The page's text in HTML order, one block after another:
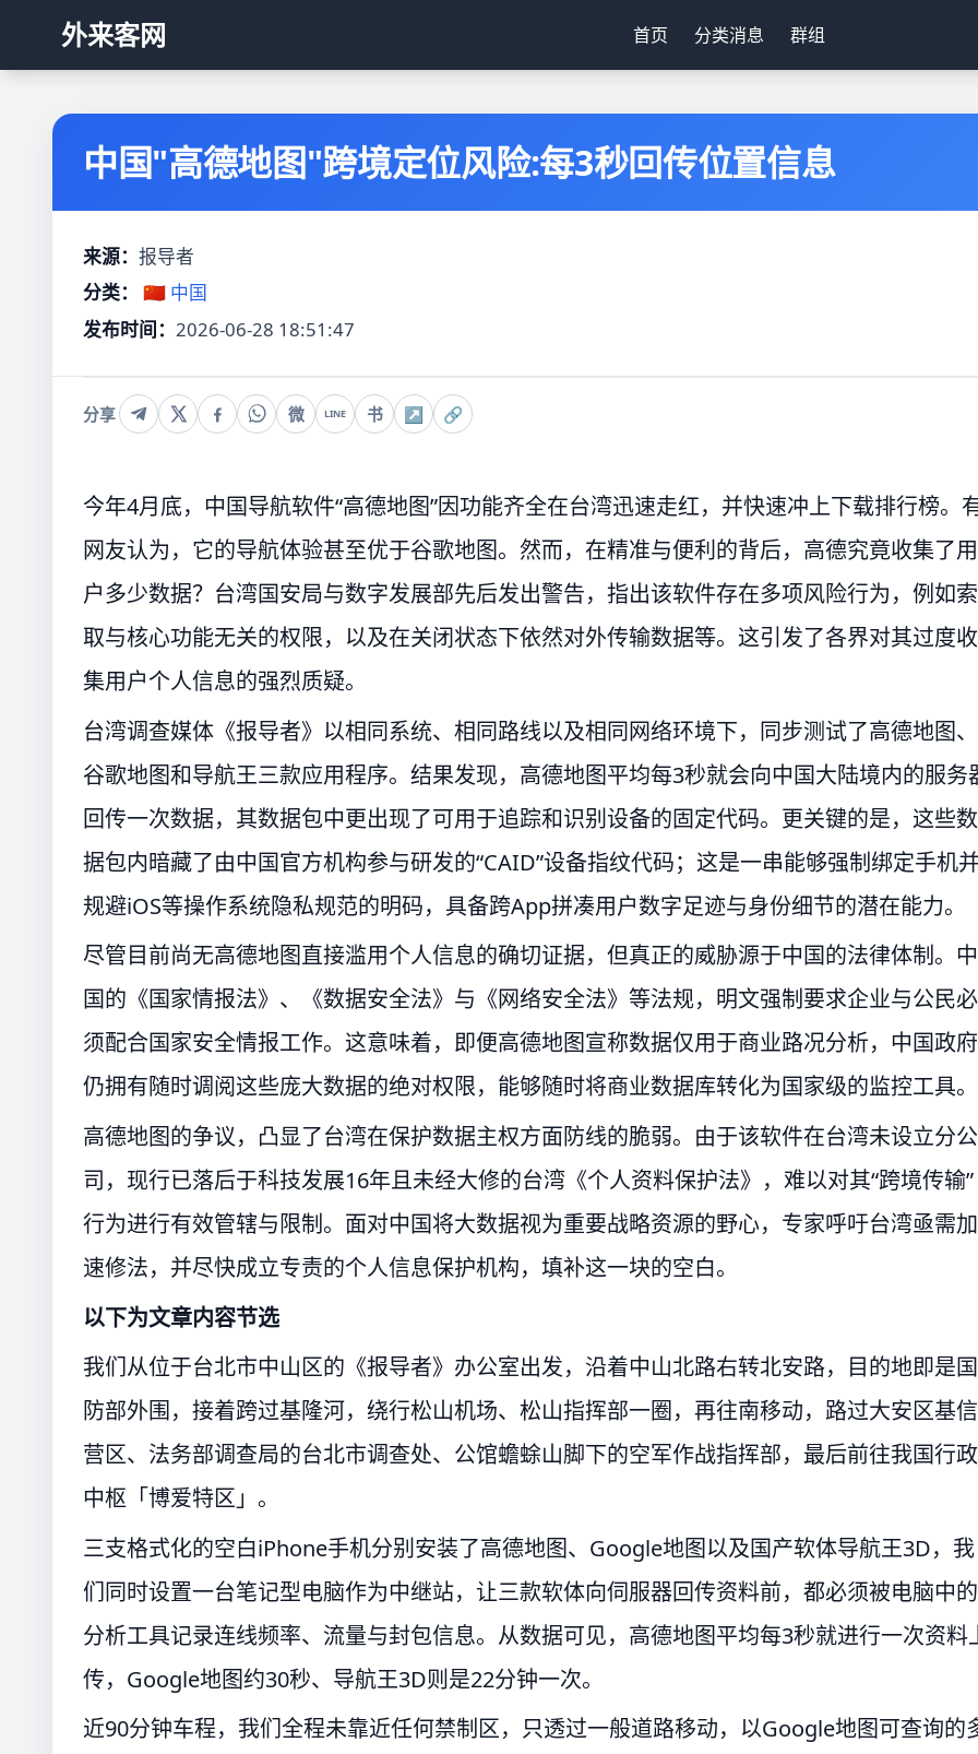
外来客网 首页 分类消息 群组
中国"高德地图"跨境定位风险:每3秒回传位置信息
来源： 报导者
分类：
🇨🇳 中国
发布时间： 2026-06-28 18:51:47
分享 微 LINE 书 ↗ 🔗
今年4月底，中国导航软件“高德地图”因功能齐全在台湾迅速走红，并快速冲上下载排行榜。
网友认为，它的导航体验甚至优于谷歌地图。然而，在精准与便利的背后，高德究竟收集了用
户多少数据？台湾国安局与数字发展部先后发出警告，指出该软件存在多项风险行为，例如索
取与核心功能无关的权限，以及在关闭状态下依然对外传输数据等。这引发了各界对其过度收
集用户个人信息的强烈质疑。
台湾调查媒体《报导者》以相同系统、相同路线以及相同网络环境下，同步测试了高德地图、
谷歌地图和导航王三款应用程序。结果发现，高德地图平均每3秒就会向中国大陆境内的服务
回传一次数据，其数据包中更出现了可用于追踪和识别设备的固定代码。更关键的是，这些数
据包内暗藏了由中国官方机构参与研发的“CAID”设备指纹代码；这是一串能够强制绑定手机并
规避iOS等操作系统隐私规范的明码，具备跨App拼凑用户数字足迹与身份细节的潜在能力。
尽管目前尚无高德地图直接滥用个人信息的确切证据，但真正的威胁源于中国的法律体制。中
国的《国家情报法》、《数据安全法》与《网络安全法》等法规，明文强制要求企业与公民必
须配合国家安全情报工作。这意味着，即便高德地图宣称数据仅用于商业路况分析，中国政府
仍拥有随时调阅这些庞大数据的绝对权限，能够随时将商业数据库转化为国家级的监控工具。
高德地图的争议，凸显了台湾在保护数据主权方面防线的脆弱。由于该软件在台湾未设立分公
司，现行已落后于科技发展16年且未经大修的台湾《个人资料保护法》，难以对其“跨境传输”
行为进行有效管辖与限制。面对中国将大数据视为重要战略资源的野心，专家呼吁台湾亟需加
速修法，并尽快成立专责的个人信息保护机构，填补这一块的空白。
以下为文章内容节选
我们从位于台北市中山区的《报导者》办公室出发，沿着中山北路右转北安路，目的地即是国
防部外围，接着跨过基隆河，绕行松山机场、松山指挥部一圈，再往南移动，路过大安区基信
营区、法务部调查局的台北市调查处、公馆蟾蜍山脚下的空军作战指挥部，最后前往我国行政
中枢「博爱特区」。
三支格式化的空白iPhone手机分别安装了高德地图、Google地图以及国产软体导航王3D，我
们同时设置一台笔记型电脑作为中继站，让三款软体向伺服器回传资料前，都必须被电脑中的
分析工具记录连线频率、流量与封包信息。从数据可见，高德地图平均每3秒就进行一次资料
传，Google地图约30秒、导航王3D则是22分钟一次。
近90分钟车程，我们全程未靠近任何禁制区，只透过一般道路移动，以Google地图可查询的